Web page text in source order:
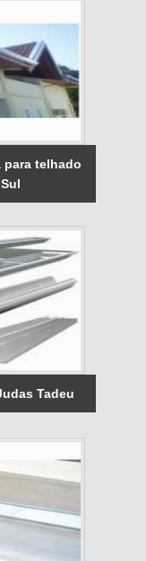
para telhado
Tadeu